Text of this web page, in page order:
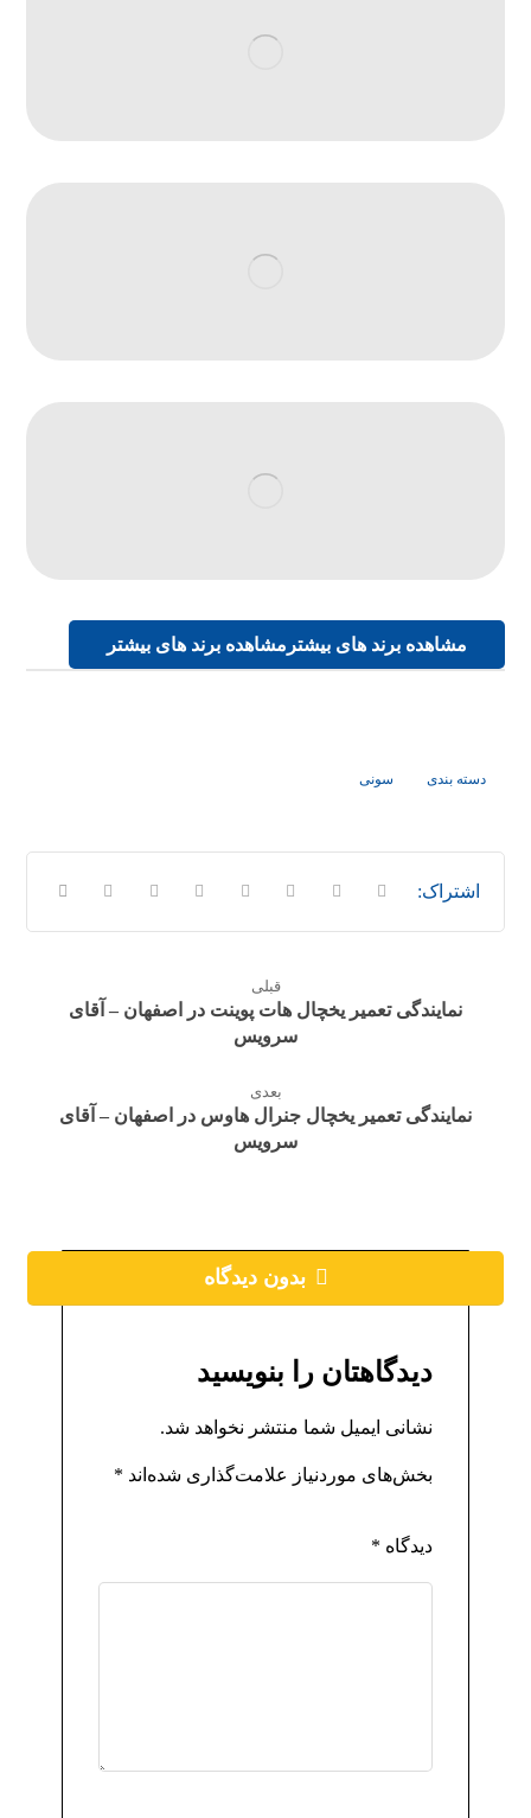
مشاهده برند های بیشتر مشاهده برند های بیشتر
دسته بندی سونی
قبلی
نمایندگی تعمیر یخچال هات پوینت در اصفهان – آقای
سرویس
بعدی
نمایندگی تعمیر یخچال جنرال هاوس در اصفهان – آقای
سرویس
بدون دیدگاه
دیدگاهتان را بنویسید
نشانی ایمیل شما منتشر نخواهد شد.
بخش‌های موردنیاز علامت‌گذاری شده‌اند *
دیدگاه *